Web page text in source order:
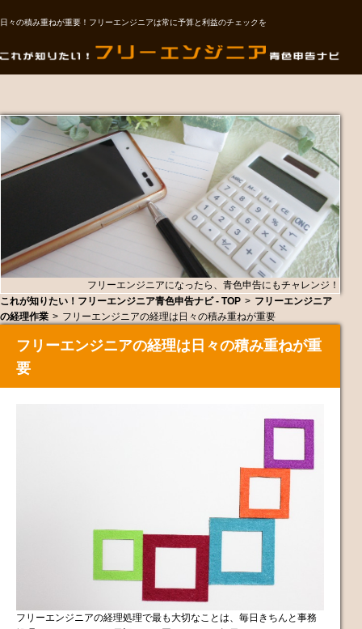
日々の積み重ねが重要！フリーエンジニアは常に予算と利益のチェックを
フリーエンジニアになったら、青色申告にもチャレンジ！
これが知りたい！フリーエンジニア青色申告ナビ - TOP > フリーエンジニア
の経理作業 > フリーエンジニアの経理は日々の積み重ねが重要
フリーエンジニアの経理は日々の積み重ねが重
要
フリーエンジニアの経理処理で最も大切なことは、毎日きちんと事務